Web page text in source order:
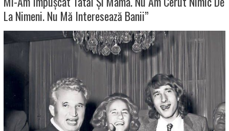
La Nimeni. Nu Mă Interesează Banii”